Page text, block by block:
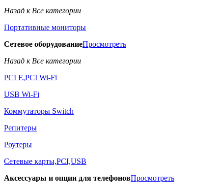
Назад к Все категории
Портативные мониторы
Сетевое оборудованиеПросмотреть
Назад к Все категории
PCI E,PCI Wi-Fi
USB Wi-Fi
Коммутаторы Switch
Репитеры
Роутеры
Сетевые карты,PCI,USB
Аксессуары и опции для телефоновПросмотреть